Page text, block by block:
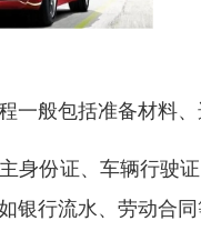
一般包括准备材料
身份证、车辆行驶
银行流水、劳动合同